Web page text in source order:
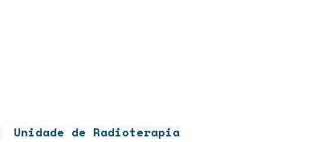
Unidade de Radioterapia